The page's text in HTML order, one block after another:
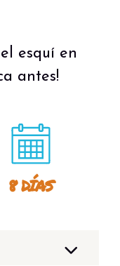
esquí en
antes!
8 DÍAS